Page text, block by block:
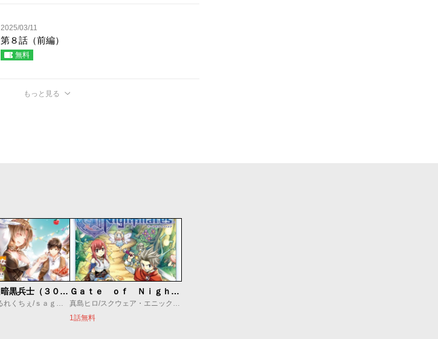
2025/03/11
第８話（前編）
無料
もっと見る
解雇された暗黒兵士（３０代）のスローなセカンドライフ
岡沢六十四/るれくちぇ/ｓａｇｅ・ジョー
Ｇａｔｅ ｏｆ Ｎｉｇｈｔｍａｒｅｓ
真島ヒロ/スクウェア・エニックス/マツオカヨシノリ
1話無料